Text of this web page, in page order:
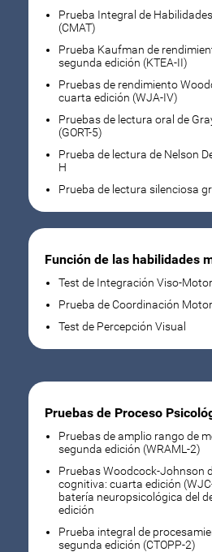
Prueba Integral de
(CMAT)
Prueba Kaufman de
segunda edición (KTEA-II)
Pruebas de rendimiento
cuarta edición (WJA-IV)
Pruebas de lectura oral de
(GORT-5)
Prueba de lectura de Nelson
H
Prueba de lectura silenciosa
Función de las habilidades
Test de Integración Viso-
Prueba de Coordinación
Test de Percepción Visual
Pruebas de Proceso
Pruebas de amplio rango de
segunda edición (WRAML-2)
Pruebas Woodcock-Johnson
cognitiva: cuarta edición
batería neuropsicológica del
edición
Prueba integral de
segunda edición (CTOPP-2)